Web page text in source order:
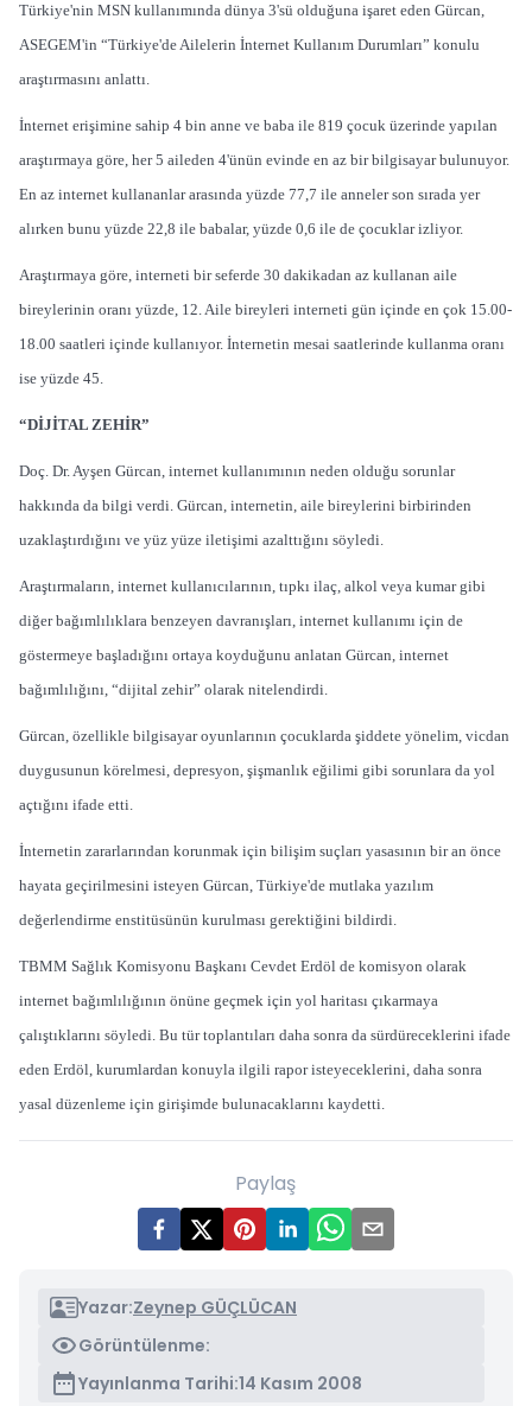
Türkiye'nin MSN kullanımında dünya 3'sü olduğuna işaret eden Gürcan,
ASEGEM'in “Türkiye'de Ailelerin İnternet Kullanım Durumları” konulu
araştırmasını anlattı.
İnternet erişimine sahip 4 bin anne ve baba ile 819 çocuk üzerinde yapılan
araştırmaya göre, her 5 aileden 4'ünün evinde en az bir bilgisayar bulunuyor.
En az internet kullananlar arasında yüzde 77,7 ile anneler son sırada yer
alırken bunu yüzde 22,8 ile babalar, yüzde 0,6 ile de çocuklar izliyor.
Araştırmaya göre, interneti bir seferde 30 dakikadan az kullanan aile
bireylerinin oranı yüzde, 12. Aile bireyleri interneti gün içinde en çok 15.00-
18.00 saatleri içinde kullanıyor. İnternetin mesai saatlerinde kullanma oranı
ise yüzde 45.
“DİJİTAL ZEHİR”
Doç. Dr. Ayşen Gürcan, internet kullanımının neden olduğu sorunlar
hakkında da bilgi verdi. Gürcan, internetin, aile bireylerini birbirinden
uzaklaştırdığını ve yüz yüze iletişimi azalttığını söyledi.
Araştırmaların, internet kullanıcılarının, tıpkı ilaç, alkol veya kumar gibi
diğer bağımlılıklara benzeyen davranışları, internet kullanımı için de
göstermeye başladığını ortaya koyduğunu anlatan Gürcan, internet
bağımlılığını, “dijital zehir” olarak nitelendirdi.
Gürcan, özellikle bilgisayar oyunlarının çocuklarda şiddete yönelim, vicdan
duygusunun körelmesi, depresyon, şişmanlık eğilimi gibi sorunlara da yol
açtığını ifade etti.
İnternetin zararlarından korunmak için bilişim suçları yasasının bir an önce
hayata geçirilmesini isteyen Gürcan, Türkiye'de mutlaka yazılım
değerlendirme enstitüsünün kurulması gerektiğini bildirdi.
TBMM Sağlık Komisyonu Başkanı Cevdet Erdöl de komisyon olarak
internet bağımlılığının önüne geçmek için yol haritası çıkarmaya
çalıştıklarını söyledi. Bu tür toplantıları daha sonra da sürdüreceklerini ifade
eden Erdöl, kurumlardan konuyla ilgili rapor isteyeceklerini, daha sonra
yasal düzenleme için girişimde bulunacaklarını kaydetti.
Paylaş
Yazar:Zeynep GÜÇLÜCAN
Görüntülenme:
Yayınlanma Tarihi:14 Kasım 2008